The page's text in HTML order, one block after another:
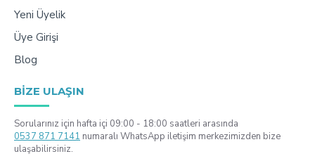
Yeni Üyelik
Üye Girişi
Blog
BIZE ULAŞIN
Sorularınız için hafta içi 09:00 - 18:00 saatleri arasında
0537 871 7141 numaralı WhatsApp iletişim merkezimizden bize
ulaşabilirsiniz.